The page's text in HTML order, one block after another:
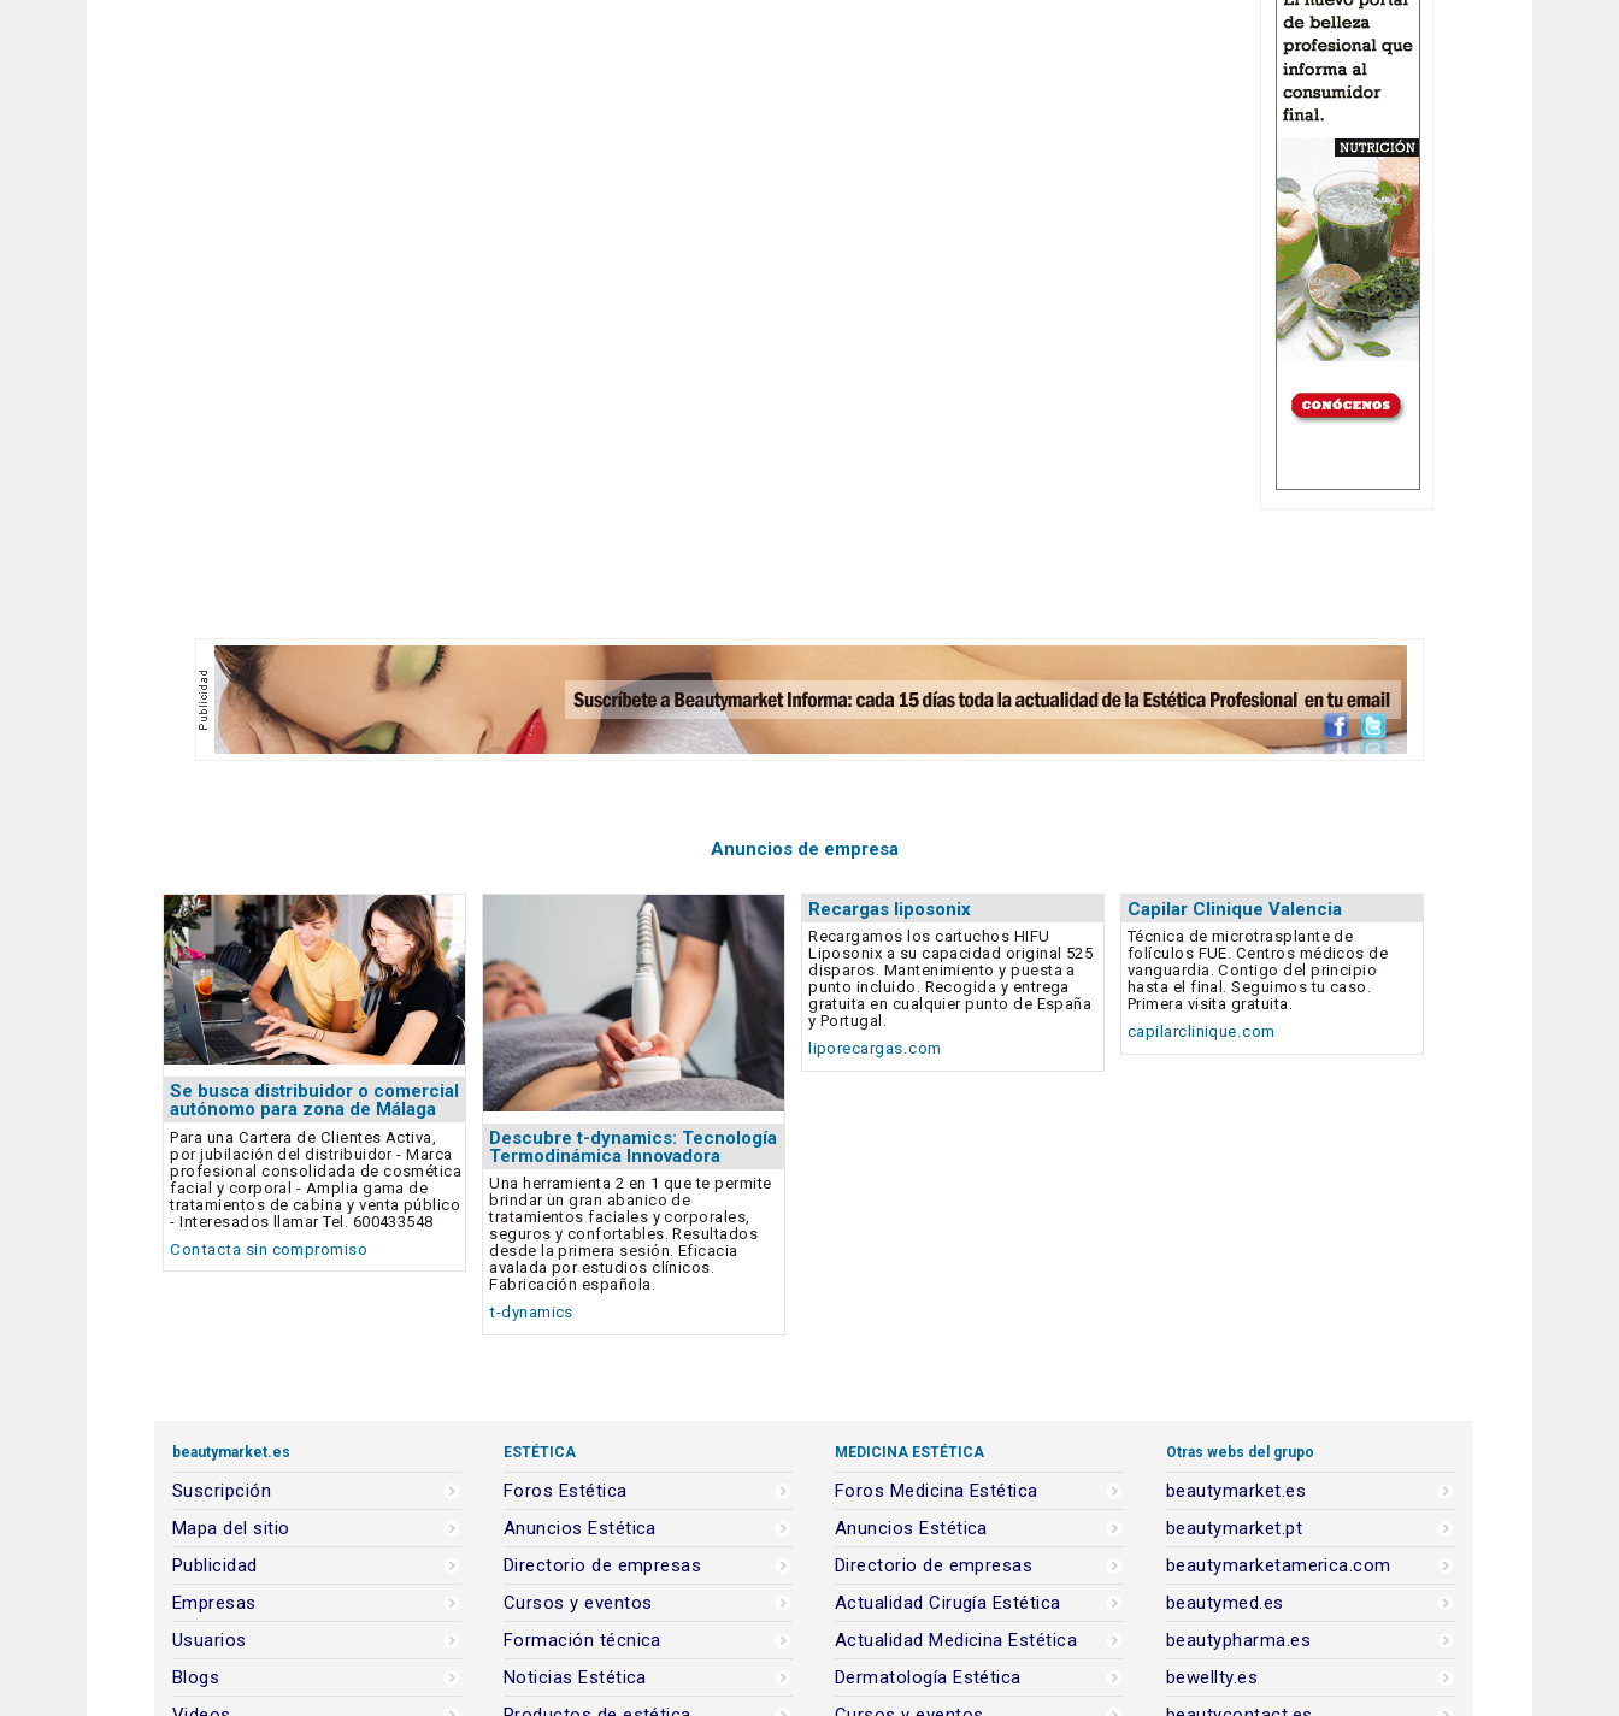
Anuncios de empresa
Se busca distribuidor o comercial
autónomo para zona de Málaga
Para una Cartera de Clientes Activa,
por jubilación del distribuidor - Marca
profesional consolidada de cosmética
facial y corporal - Amplia gama de
tratamientos de cabina y venta público
- Interesados llamar Tel. 600433548
Contacta sin compromiso
Descubre t-dynamics: Tecnología
Termodinámica Innovadora
Una herramienta 2 en 1 que te permite
brindar un gran abanico de
tratamientos faciales y corporales,
seguros y confortables. Resultados
desde la primera sesión. Eficacia
avalada por estudios clínicos.
Fabricación española.
t-dynamics
Recargas liposonix
Recargamos los cartuchos HIFU
Liposonix a su capacidad original 525
disparos. Mantenimiento y puesta a
punto incluido. Recogida y entrega
gratuita en cualquier punto de España
y Portugal.
liporecargas.com
Capilar Clinique Valencia
Técnica de microtrasplante de
folículos FUE. Centros médicos de
vanguardia. Contigo del principio
hasta el final. Seguimos tu caso.
Primera visita gratuita.
capilarclinique.com
beautymarket.es
Suscripción
Mapa del sitio
Publicidad
Empresas
Usuarios
Blogs
ESTÉTICA
Foros Estética
Anuncios Estética
Directorio de empresas
Cursos y eventos
Formación técnica
Noticias Estética
MEDICINA ESTÉTICA
Foros Medicina Estética
Anuncios Estética
Directorio de empresas
Actualidad Cirugía Estética
Actualidad Medicina Estética
Dermatología Estética
Otras webs del grupo
beautymarket.es
beautymarket.pt
beautymarketamerica.com
beautymed.es
beautypharma.es
bewellty.es